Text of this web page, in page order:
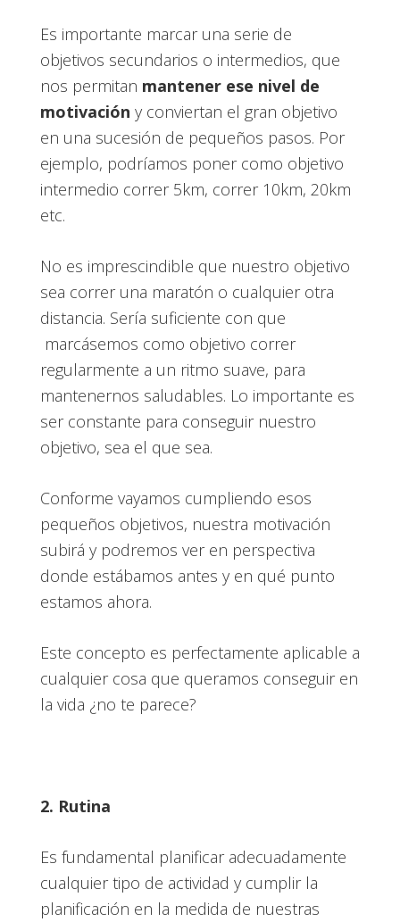
Es importante marcar una serie de
objetivos secundarios o intermedios, que
nos permitan mantener ese nivel de
motivación y conviertan el gran objetivo
en una sucesión de pequeños pasos. Por
ejemplo, podríamos poner como objetivo
intermedio correr 5km, correr 10km, 20km
etc.
No es imprescindible que nuestro objetivo
sea correr una maratón o cualquier otra
distancia. Sería suficiente con que
marcásemos como objetivo correr
regularmente a un ritmo suave, para
mantenernos saludables. Lo importante es
ser constante para conseguir nuestro
objetivo, sea el que sea.
Conforme vayamos cumpliendo esos
pequeños objetivos, nuestra motivación
subirá y podremos ver en perspectiva
donde estábamos antes y en qué punto
estamos ahora.
Este concepto es perfectamente aplicable a
cualquier cosa que queramos conseguir en
la vida ¿no te parece?
2. Rutina
Es fundamental planificar adecuadamente
cualquier tipo de actividad y cumplir la
planificación en la medida de nuestras